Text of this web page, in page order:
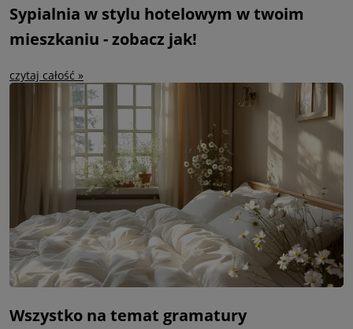
Sypialnia w stylu hotelowym w twoim
mieszkaniu - zobacz jak!
czytaj całość »
Wszystko na temat gramatury